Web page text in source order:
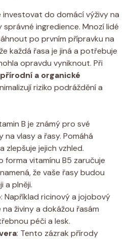
do domácí výživy​ na
ingredience. Mnozí lidé
po ⁤prvním přípravku na
každá ‌řasa je jiná a⁢ potřebuje
opravdu ⁣vyniknout. Při
přírodní a organické
riziko podráždění a
B​ je známý pro ⁤své
na​ vlasy a řasy. Pomáhá
zlepšuje jejich vzhled.
forma‌ vitamínu ⁢B5 zaručuje⁢
že vaše řasy budou
a plněji.
: Například ricinový a jojobový‍
živiny a dokážou řasám
‌péči a lesk.
: ⁣Tento zázrak⁤ přírody